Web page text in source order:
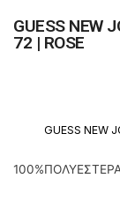
GUESS NEW
72 | ROSE
GUESS NEW